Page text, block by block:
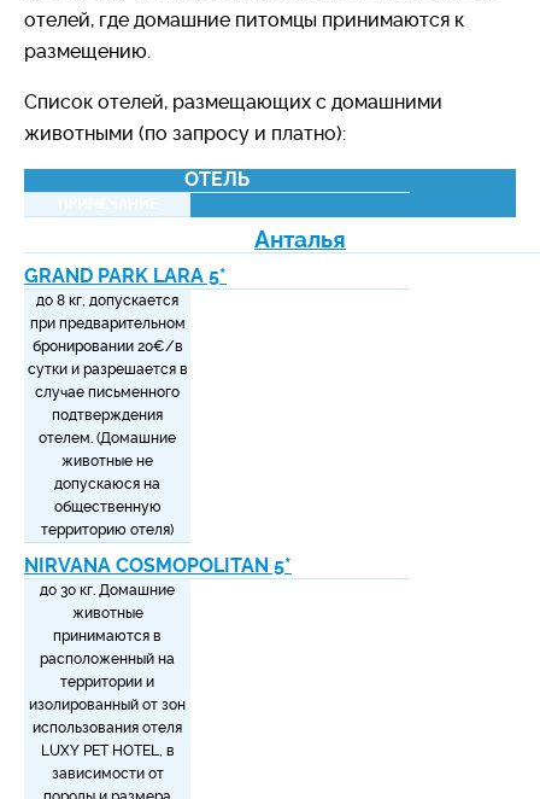
отелей, где домашние питомцы принимаются к
размещению.
Список отелей, размещающих с домашними
животными (по запросу и платно):
ОТЕЛЬ
Анталья
GRAND PARK LARA 5*
до 8 кг, допускается
при предварительном
бронировании 20€/в
сутки и разрешается в
случае письменного
подтверждения
отелем. (Домашние
животные не
допускаюся на
общественную
территорию отеля)
NIRVANA COSMOPOLITAN 5*
до 30 кг. Домашние
животные
принимаются в
расположенный на
территории и
изолированный от зон
использования отеля
LUXY PET HOTEL, в
зависимости от